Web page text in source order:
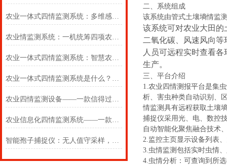
农业一体式四情监测系统：多维感知田间环境，全面把控作物生长整体态势
农业情监测系统：一机统筹四项农情监测，依托数据实现农田科学化管护
农业一体式四情监测系统：智慧农业的“四大金刚”
农业一体式四情监测系统是什么？2024+全境+派送(大田四情监测调度系统)！
农业四情监测设备——一款信得过的农业一体式四情监测系统
农业信息化四情监测系统——一款能工巧匠设计的农业一体式四情监测系统
智能孢子捕捉仪：无人值守采样，精准捕捉空气病原孢子动态
二、系统组成
该系统由管式土壤墒情监
该系统可对农业大田
二氧化碳、风速风向
人员可远程实时查看
生产。
三、平台介绍
1.农业四情测报平台是集
析、害虫种类自动识别、
情监测具有远程获取土壤
捕捉仪采用光、电、数控
自动智能化聚焦融合技术
2.监控主页显示设备列表
3.虫情监测包括实时虫情
4.虫情分析：可查询到所